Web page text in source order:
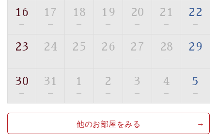
・夕食は地産地消の創作和会席 美湖膳（二十四節気と
いう昔の暦による料理表現）
の効果が高い、極めて希有な源泉です。身も心も癒され
るご入浴をお愉しみください。
■お座敷風呂（大浴場）
温泉の成分に合わせ、防菌防カビの特殊素材の畳を使
用。 足元が柔らかく、そして滑りにくい畳のお風呂で
16
—
17
—
18
—
19
—
20
—
21
—
22
—
23
—
24
—
25
—
26
—
27
—
28
—
29
—
30
—
31
—
1
—
2
—
3
—
4
—
5
—
他のお部屋をみる